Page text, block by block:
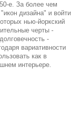
е. За более чем
дизайна" и войти
нью-йоркский
черты -
-
вариативности
как в
интерьере.